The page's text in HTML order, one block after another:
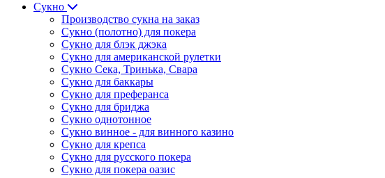
Сукно
Производство сукна на заказ
Сукно (полотно) для покера
Сукно для блэк джэка
Сукно для американской рулетки
Сукно Сека, Тринька, Свара
Сукно для баккары
Сукно для преферанса
Сукно для бриджа
Сукно однотонное
Сукно винное - для винного казино
Сукно для крепса
Сукно для русского покера
Сукно для покера оазис